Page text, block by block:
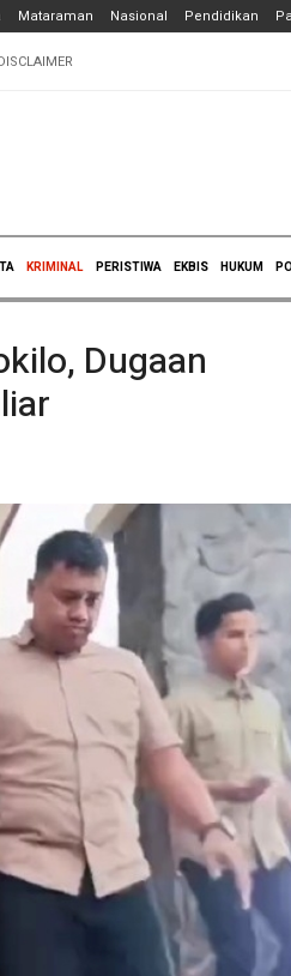
Mataraman Nasional Pendidikan
KRIMINAL PERISTIWA EKBIS HUKUM
Dugaan